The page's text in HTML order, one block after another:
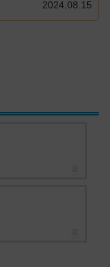
2024.08.15